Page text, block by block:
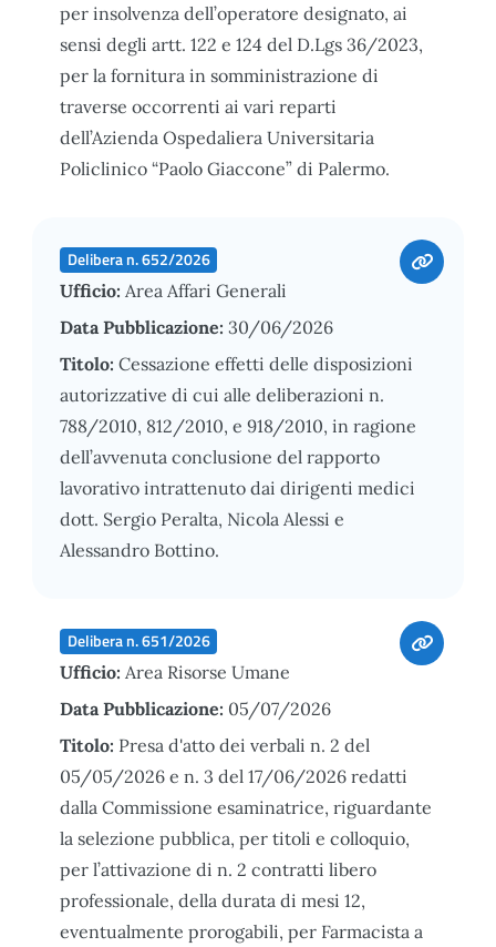
per insolvenza dell’operatore designato, ai
sensi degli artt. 122 e 124 del D.Lgs 36/2023,
per la fornitura in somministrazione di
traverse occorrenti ai vari reparti
dell’Azienda Ospedaliera Universitaria
Policlinico “Paolo Giaccone” di Palermo.
Delibera n. 652/2026
Ufficio: Area Affari Generali
Data Pubblicazione: 30/06/2026
Titolo: Cessazione effetti delle disposizioni
autorizzative di cui alle deliberazioni n.
788/2010, 812/2010, e 918/2010, in ragione
dell’avvenuta conclusione del rapporto
lavorativo intrattenuto dai dirigenti medici
dott. Sergio Peralta, Nicola Alessi e
Alessandro Bottino.
Delibera n. 651/2026
Ufficio: Area Risorse Umane
Data Pubblicazione: 05/07/2026
Titolo: Presa d'atto dei verbali n. 2 del
05/05/2026 e n. 3 del 17/06/2026 redatti
dalla Commissione esaminatrice, riguardante
la selezione pubblica, per titoli e colloquio,
per l’attivazione di n. 2 contratti libero
professionale, della durata di mesi 12,
eventualmente prorogabili, per Farmacista a